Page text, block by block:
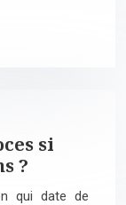
si
?
qui date de